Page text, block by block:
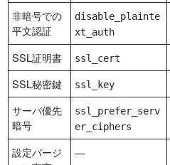
非暗号での
平文認証
disable_plainte
xt_auth
SSL証明書
ssl_cert
SSL秘密鍵 ssl_key
サーバ優先
暗号
ssl_prefer_serv
er_ciphers
設定バージ
—